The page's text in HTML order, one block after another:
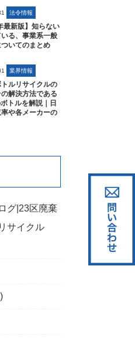
法令情報
最新版】知らない
いる、事業系一般
いてのまとめ
業界情報
ルリサイクルの
解決方法である
トルを解説｜日
や各メーカーの
グ|23区廃棄
サイクル